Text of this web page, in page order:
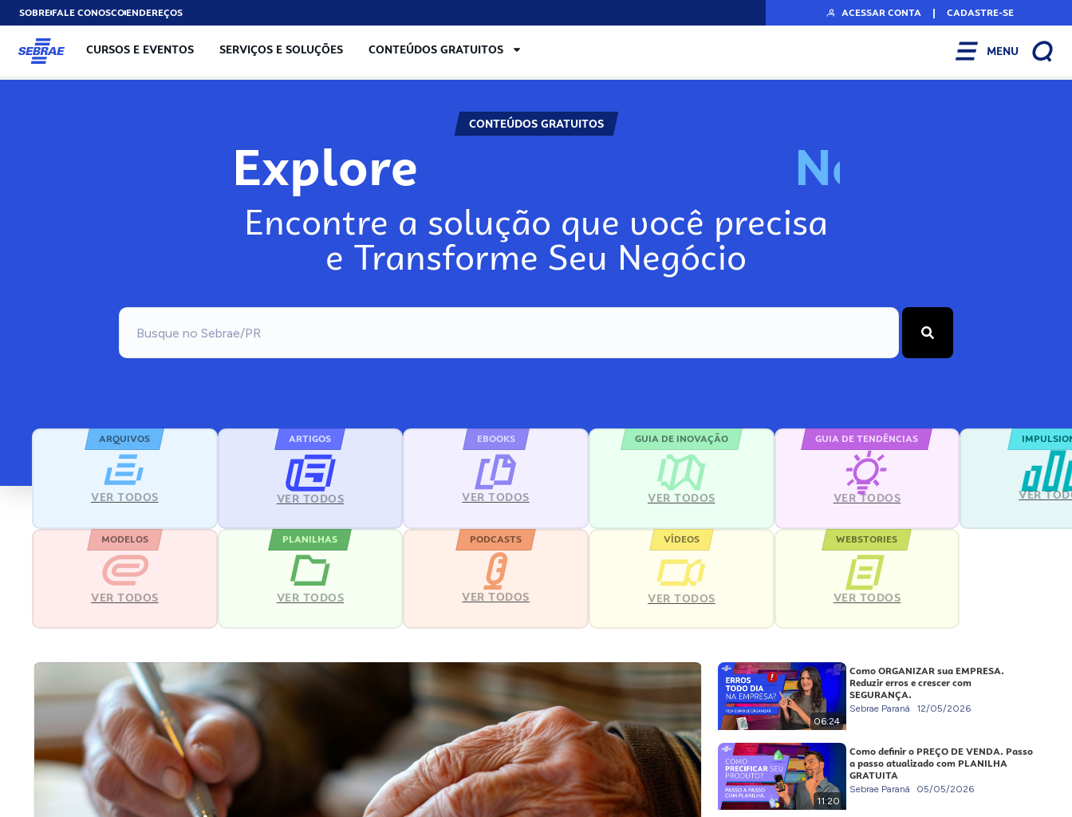
SOBREFALE CONOSCOENDEREÇOS ACESSAR CONTA | CADASTRE-SE
CURSOS E EVENTOS SERVIÇOS E SOLUÇÕES CONTEÚDOS GRATUITOS MENU
CONTEÚDOS GRATUITOS
Explore No
Encontre a solução que você precisa
e Transforme Seu Negócio
ARQUIVOS
VER TODOS
ARTIGOS
VER TODOS
EBOOKS
VER TODOS
GUIA DE INOVAÇÃO
VER TODOS
GUIA DE TENDÊNCIAS
VER TODOS VER
MODELOS
VER TODOS
PLANILHAS
VER TODOS
PODCASTS
VER TODOS
VÍDEOS
VER TODOS
WEBSTORIES
VER TODOS
06:24
Como ORGANIZAR sua EMPRESA.
Reduzir erros e crescer com
SEGURANÇA.
Sebrae Paraná 12/05/2026
11:20
Como definir o PREÇO DE VENDA. Passo
a passo atualizado com PLANILHA
GRATUITA
Sebrae Paraná 05/05/2026